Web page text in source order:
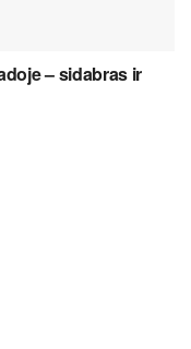
– sidabras ir